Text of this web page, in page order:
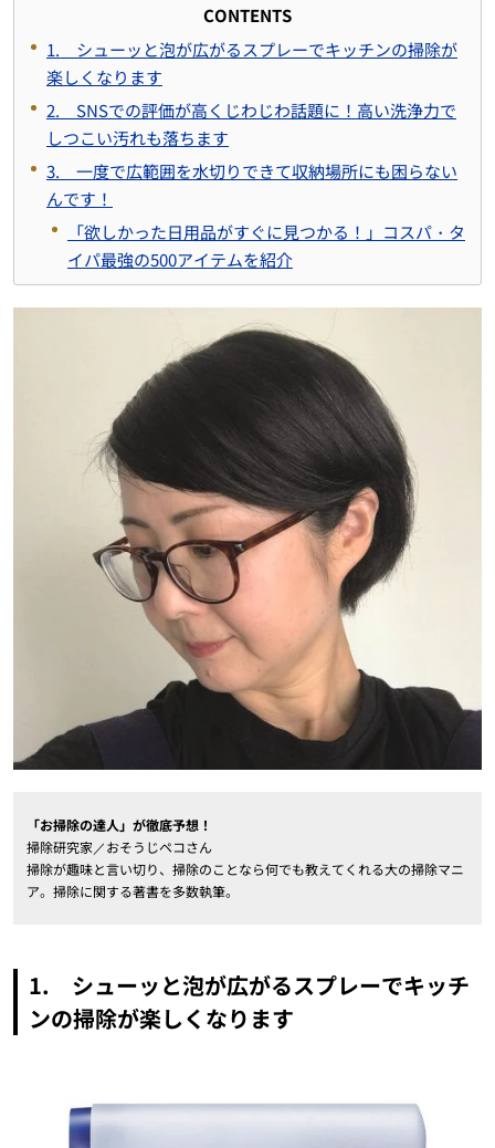
CONTENTS
1. シューッと泡が広がるスプレーでキッチンの掃除が
楽しくなります
2. SNSでの評価が高くじわじわ話題に！高い洗浄力で
しつこい汚れも落ちます
3. 一度で広範囲を水切りできて収納場所にも困らない
んです！
「欲しかった日用品がすぐに見つかる！」コスパ・タ
イパ最強の500アイテムを紹介
「お掃除の達人」が徹底予想！
掃除研究家／おそうじペコさん
掃除が趣味と言い切り、掃除のことなら何でも教えてくれる大の掃除マニ
ア。掃除に関する著書を多数執筆。
1. シューッと泡が広がるスプレーでキッチ
ンの掃除が楽しくなります